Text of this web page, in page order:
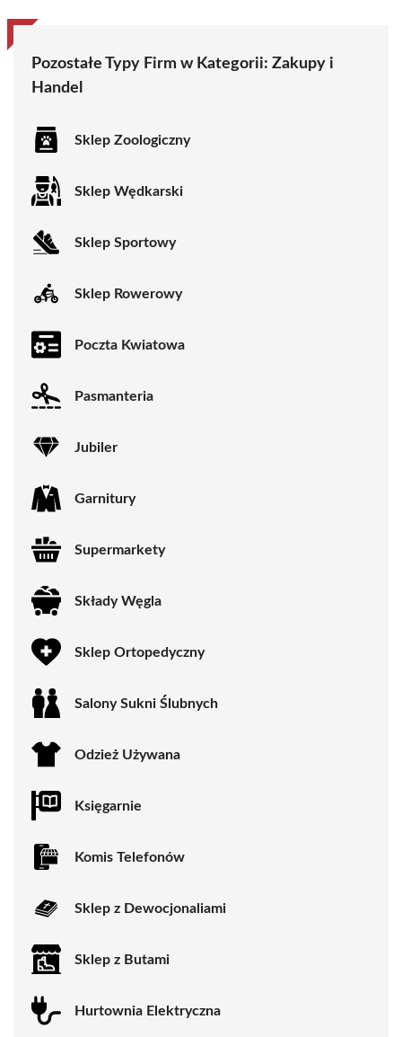
Pozostałe Typy Firm w Kategorii: Zakupy i
Handel
Sklep Zoologiczny
Sklep Wędkarski
Sklep Sportowy
Sklep Rowerowy
Poczta Kwiatowa
Pasmanteria
Jubiler
Garnitury
Supermarkety
Składy Węgla
Sklep Ortopedyczny
Salony Sukni Ślubnych
Odzież Używana
Księgarnie
Komis Telefonów
Sklep z Dewocjonaliami
Sklep z Butami
Hurtownia Elektryczna